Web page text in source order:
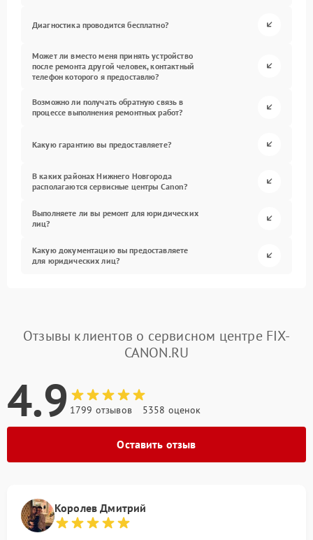
Диагностика проводится бесплатно?
Может ли вместо меня принять устройство
после ремонта другой человек, контактный
телефон которого я предоставлю?
Возможно ли получать обратную связь в
процессе выполнения ремонтных работ?
Какую гарантию вы предоставляете?
В каких районах Нижнего Новгорода
располагаются сервисные центры Canon?
Выполняете ли вы ремонт для юридических
лиц?
Какую документацию вы предоставляете
для юридических лиц?
Отзывы клиентов о сервисном центре FIX-
CANON.RU
4.9 1799 отзывов 5358 оценок
Оставить отзыв
Королев Дмитрий